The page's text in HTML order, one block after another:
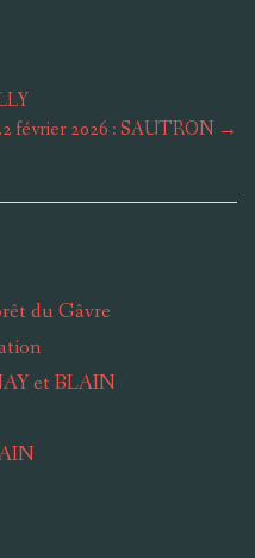
février 2026 : SAUTRON →
du Gâvre
et BLAIN